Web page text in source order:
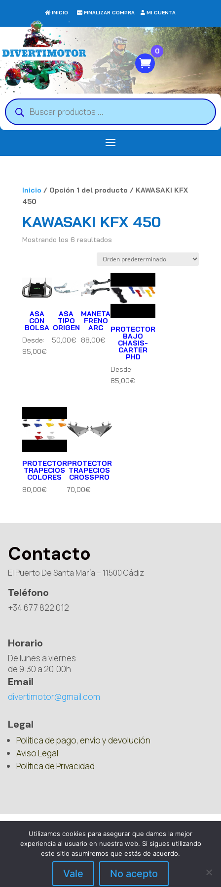
INICIO FINALIZAR COMPRA MI CUENTA
Búsqueda
de
productos
0
Inicio / Opción 1 del producto / KAWASAKI KFX
450
KAWASAKI KFX 450
Mostrando los 6 resultados
ASA
CON
BOLSA
Desde:
95,00€
ASA
TIPO
ORIGEN
50,00€
MANETA
FRENO
ARC
88,00€
PROTECTOR
BAJO
CHASIS-
CARTER
PHD
Desde:
85,00€
PROTECTOR
TRAPECIOS
COLORES
80,00€
PROTECTOR
TRAPECIOS
CROSSPRO
70,00€
Contacto
El Puerto De Santa María – 11500 Cádiz
Teléfono
+34 677 822 012
Horario
De lunes a viernes
de 9:30 a 20:00h
Email
divertimotor@gmail.com
Legal
Política de pago, envío y devolución
Aviso Legal
Política de Privacidad
DIVERTIMOTOR – 2025 – REPUESTOS PARA
Utilizamos cookies para asegurar que damos la mejor
experiencia al usuario en nuestra web. Si sigues utilizando
este sitio asumiremos que estás de acuerdo.
Vale No acepto